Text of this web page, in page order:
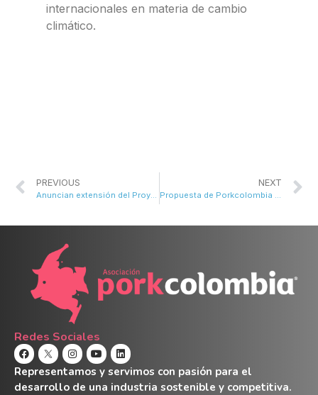
internacionales en materia de cambio
climático.
PREVIOUS
Anuncian extensión del Proyecto de Cooperación entre Colombia y Dinamarca para el sector porcino
NEXT
Redes Sociales
Representamos y servimos con pasión para el
desarrollo de una industria sostenible y competitiva.